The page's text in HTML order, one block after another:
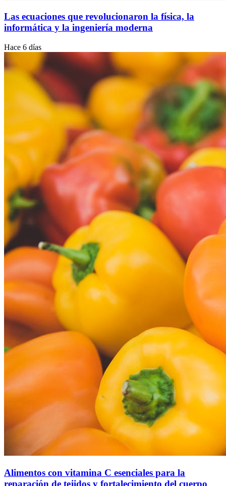
Las ecuaciones que revolucionaron la física, la
informática y la ingeniería moderna
Hace 6 días
Alimentos con vitamina C esenciales para la
reparación de tejidos y fortalecimiento del cuerpo